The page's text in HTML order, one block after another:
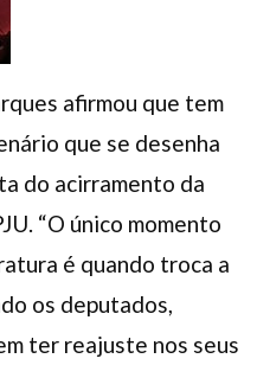
afirmou que tem
que se desenha
do acirramento da
“O único momento
é quando troca a
os deputados,
ter reajuste nos seus